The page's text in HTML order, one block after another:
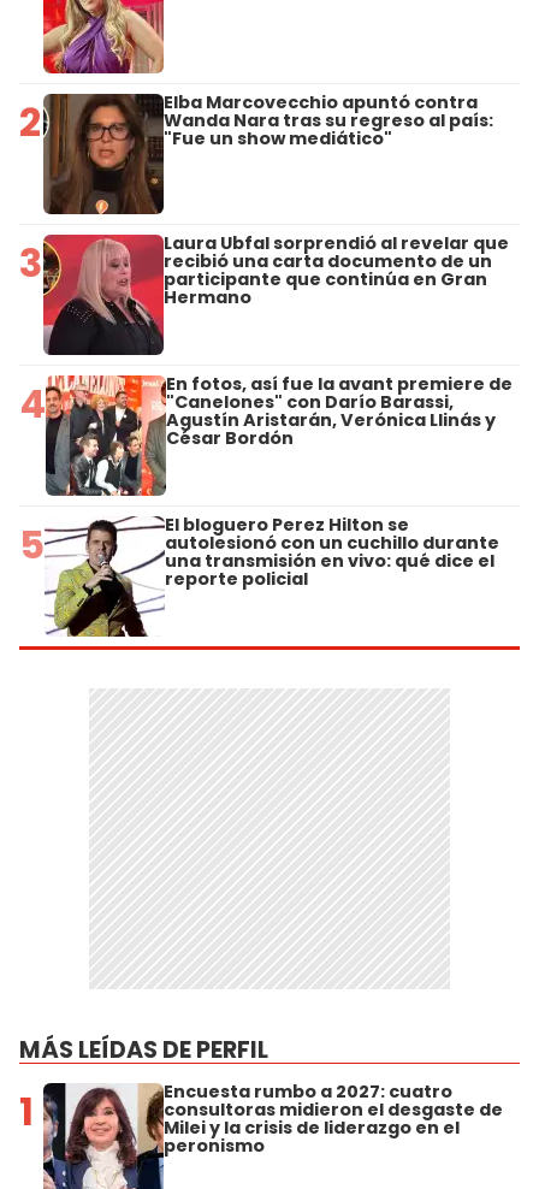
2 Elba Marcovecchio apuntó contra
Wanda Nara tras su regreso al país:
"Fue un show mediático"
3 Laura Ubfal sorprendió al revelar que
recibió una carta documento de un
participante que continúa en Gran
Hermano
4 En fotos, así fue la avant premiere de
"Canelones" con Darío Barassi,
Agustín Aristarán, Verónica Llinás y
César Bordón
5 El bloguero Perez Hilton se
autolesionó con un cuchillo durante
una transmisión en vivo: qué dice el
reporte policial
MÁS LEÍDAS DE PERFIL
1 Encuesta rumbo a 2027: cuatro
consultoras midieron el desgaste de
Milei y la crisis de liderazgo en el
peronismo